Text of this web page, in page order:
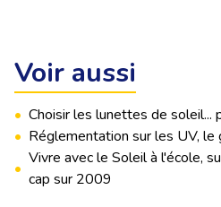
Voir aussi
• Choisir les lunettes de soleil...
• Réglementation sur les UV,
•
Vivre avec le Soleil à l'école,
cap sur 2009